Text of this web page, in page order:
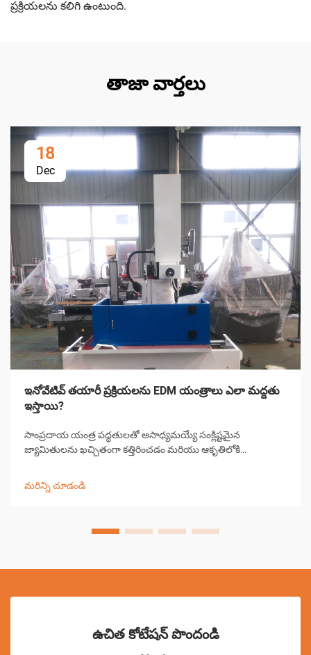
ప్రక్రియలను కలిగి ఉంటుంది.
తాజా వార్తలు
18
Dec
ఇనోవేటివ్ తయారీ ప్రక్రియలను EDM యంత్రాలు ఎలా మద్దతు
ఇస్తాయి?
సాంప్రదాయ యంత్ర పద్ధతులతో అసాధ్యమయ్యే సంక్లిష్టమైన
జ్యామితులను ఖచ్చితంగా కత్తిరించడం మరియు ఆకృతిలోకి
కండక్ట్...
మరిన్ని చూడండి
ఉచిత కోటేషన్ పొందండి